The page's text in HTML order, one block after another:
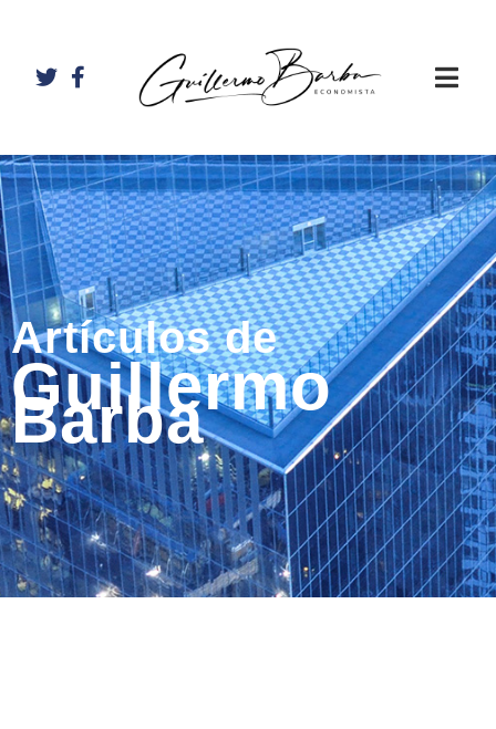
Artículos de
Guillermo
Barba